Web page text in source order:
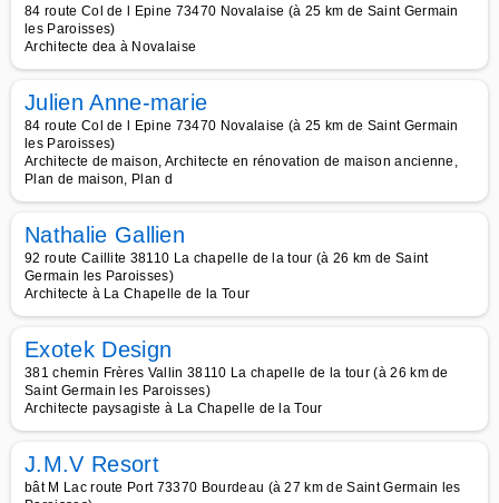
84 route Col de l Epine 73470 Novalaise (à 25 km de Saint Germain
les Paroisses)
Architecte dea à Novalaise
Julien Anne-marie
84 route Col de l Epine 73470 Novalaise (à 25 km de Saint Germain
les Paroisses)
Architecte de maison, Architecte en rénovation de maison ancienne,
Plan de maison, Plan d
Nathalie Gallien
92 route Caillite 38110 La chapelle de la tour (à 26 km de Saint
Germain les Paroisses)
Architecte à La Chapelle de la Tour
Exotek Design
381 chemin Frères Vallin 38110 La chapelle de la tour (à 26 km de
Saint Germain les Paroisses)
Architecte paysagiste à La Chapelle de la Tour
J.M.V Resort
bât M Lac route Port 73370 Bourdeau (à 27 km de Saint Germain les